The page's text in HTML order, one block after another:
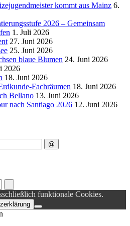
kommt aus Mainz 6.
2026 – Gemeinsam
1. Juli 2026
27. Juni 2026
25. Juni 2026
blaue Blumen 24. Juni 2026
2026
18. Juni 2026
18. Juni 2026
Bellano 13. Juni 2026
nach Santiago 2026 12. Juni 2026
funktionale Cookies.